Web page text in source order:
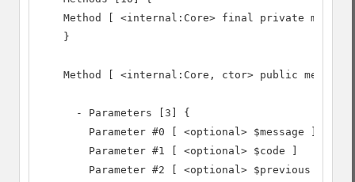
Method [ <internal:Core> final private method
    }
Method [ <internal:Core, ctor> public method
      - Parameters [3] {
        Parameter #0 [ <optional> $message ]
        Parameter #1 [ <optional> $code ]
        Parameter #2 [ <optional> $previous ]